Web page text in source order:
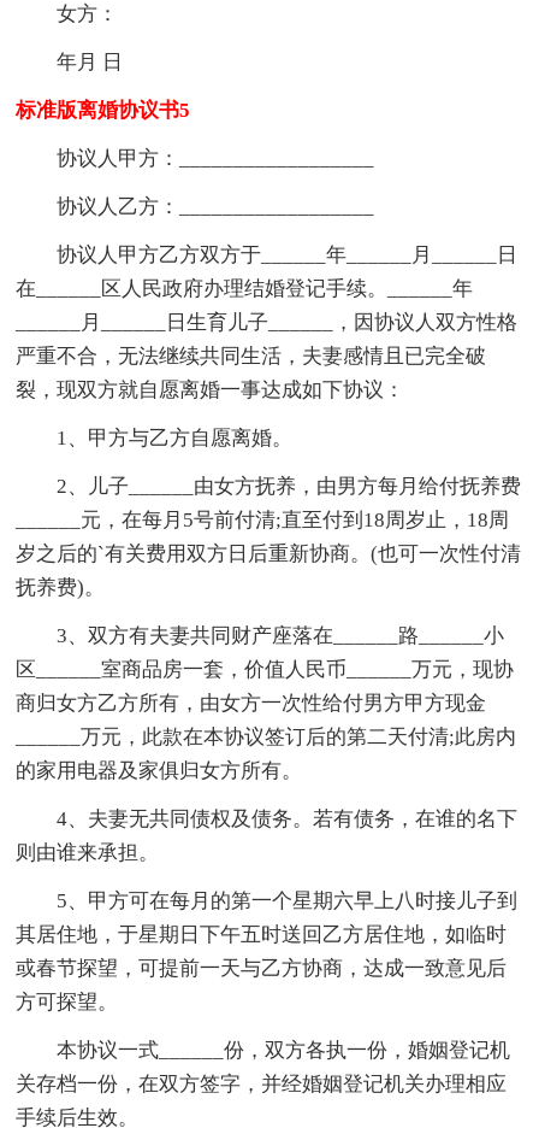
女方：
年月 日
标准版离婚协议书5
协议人甲方：__________________
协议人乙方：__________________
协议人甲方乙方双方于______年______月______日
在______区人民政府办理结婚登记手续。______年
______月______日生育儿子______，因协议人双方性格
严重不合，无法继续共同生活，夫妻感情且已完全破
裂，现双方就自愿离婚一事达成如下协议：
1、甲方与乙方自愿离婚。
2、儿子______由女方抚养，由男方每月给付抚养费
______元，在每月5号前付清;直至付到18周岁止，18周
岁之后的`有关费用双方日后重新协商。(也可一次性付清
抚养费)。
3、双方有夫妻共同财产座落在______路______小
区______室商品房一套，价值人民币______万元，现协
商归女方乙方所有，由女方一次性给付男方甲方现金
______万元，此款在本协议签订后的第二天付清;此房内
的家用电器及家俱归女方所有。
4、夫妻无共同债权及债务。若有债务，在谁的名下
则由谁来承担。
5、甲方可在每月的第一个星期六早上八时接儿子到
其居住地，于星期日下午五时送回乙方居住地，如临时
或春节探望，可提前一天与乙方协商，达成一致意见后
方可探望。
本协议一式______份，双方各执一份，婚姻登记机
关存档一份，在双方签字，并经婚姻登记机关办理相应
手续后生效。